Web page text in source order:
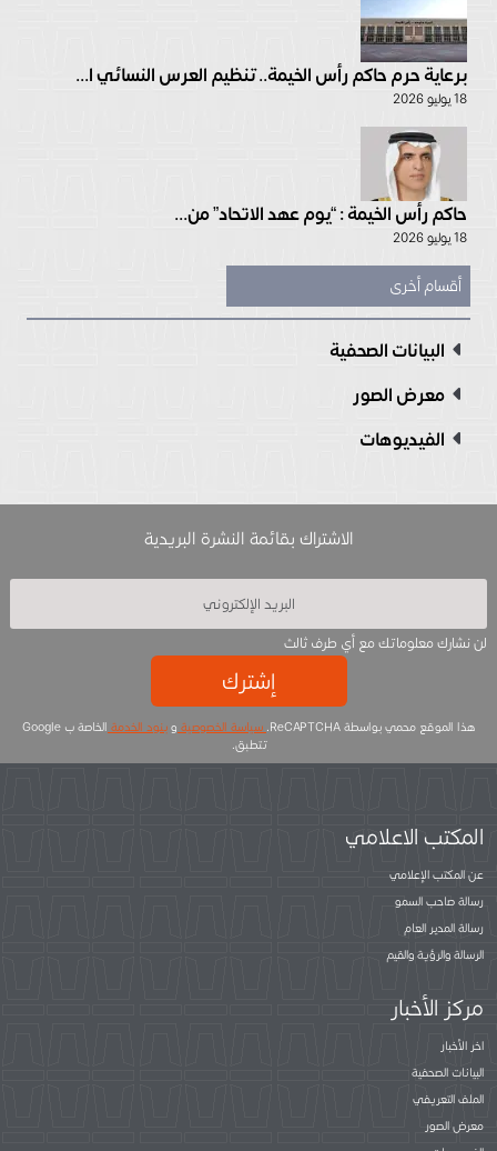
برعاية حرم حاكم رأس الخيمة.. تنظيم العرس النسائي ا...
18 يوليو 2026
حاكم رأس الخيمة : “يوم عهد الاتحاد” من...
18 يوليو 2026
أقسام أخرى
البيانات الصحفية
معرض الصور
الفيديوهات
الاشتراك بقائمة النشرة البريدية
لن نشارك معلوماتك مع أي طرف ثالث
إشترك
هذا الموقع محمي بواسطة ReCAPTCHA. سياسة الخصوصية وبنود الخدمة
الخاصة ب Google
تتطبق.
المكتب الاعلامي
عن المكتب الإعلامي
رسالة صاحب السمو
رسالة المدير العام
الرسالة والرؤية والقيم
مركز الأخبار
اخر الأخبار
البيانات الصحفية
الملف التعريفي
معرض الصور